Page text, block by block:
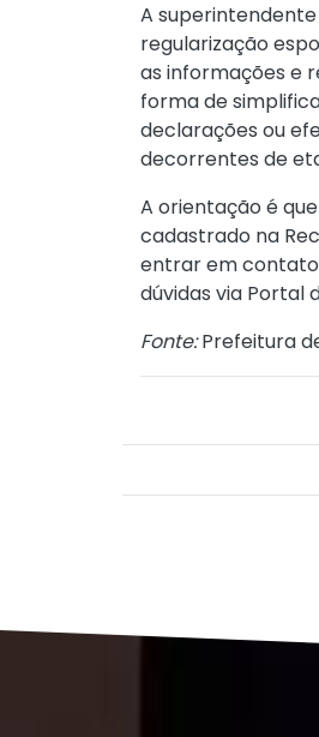
A
regularização
as informações e
forma de
declarações ou
decorrentes de
A orientação é
cadastrado na
entrar em contato
dúvidas via Portal
Fonte:Prefeitura